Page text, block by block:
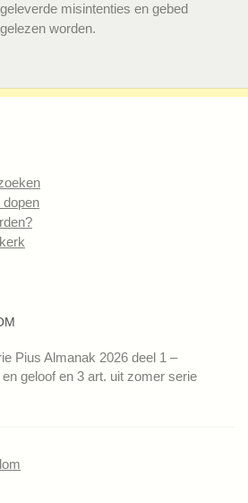
misintenties en gebed
worden.
dopen
Pius Almanak 2026 deel 1 –
geloof en 3 art. uit zomer serie